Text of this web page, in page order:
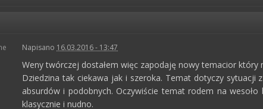
Napisano 16.03.2016 - 13:47
Weny twórczej dostałem więc zapodaję nowy temacior
Dziedzina tak ciekawa jak i szeroka. Temat dotyczy
absurdów i podobnych. Oczywiście temat rodem na
klasycznie i nudno.